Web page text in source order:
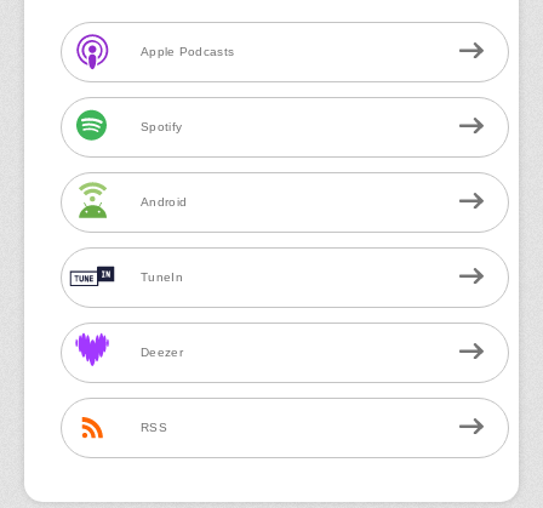
Apple Podcasts
Spotify
Android
TuneIn
Deezer
RSS